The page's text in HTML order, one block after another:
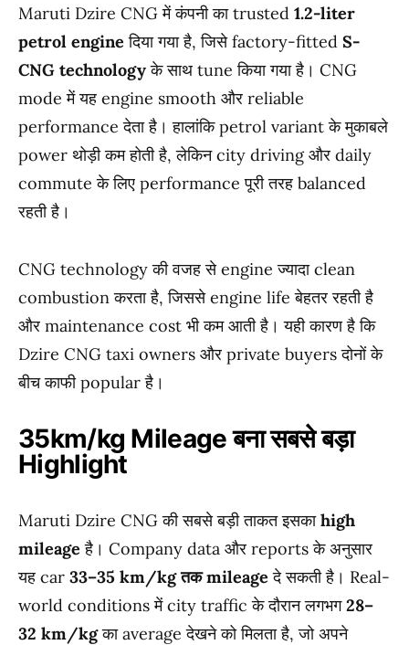
Maruti Dzire CNG में कंपनी का trusted 1.2-liter
petrol engine दिया गया है, जिसे factory-fitted S-
CNG technologyके साथ tune किया गया है। CNG
mode में यह engine smooth और reliable
performance देता है। हालांकि petrol variant के मुकाबले
power थोड़ी कम होती है, लेकिन city driving और daily
commute के लिए performance पूरी तरह balanced
रहती है।
CNG technology की वजह से engine ज्यादा clean
combustion करता है, जिससे engine life बेहतर रहती है
और maintenance cost भी कम आती है। यही कारण है कि
Dzire CNG taxi owners और private buyers दोनों के
बीच काफी popular है।
35km/kg Mileage बना सबसे बड़ा
Highlight
Maruti Dzire CNG की सबसे बड़ी ताकत इसकाhigh
mileage है। Company data और reports के अनुसार
यह car 33–35 km/kg तक mileage दे सकती है। Real-
world conditions में city traffic के दौरान लगभग28–
32 km/kgका average देखने को मिलता है, जो अपने